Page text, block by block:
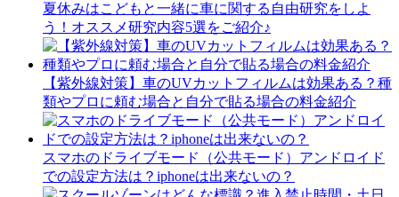
夏休みはこどもと一緒に車に関する自由研究をしよ
う！オススメ研究内容5選をご紹介♪
【紫外線対策】車のUVカットフィルムは効果ある？種
類やプロに頼む場合と自分で貼る場合の料金紹介
スマホのドライブモード（公共モード）アンドロイド
での設定方法は？iphoneは出来ないの？